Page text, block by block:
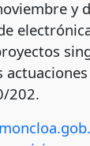
y
202.